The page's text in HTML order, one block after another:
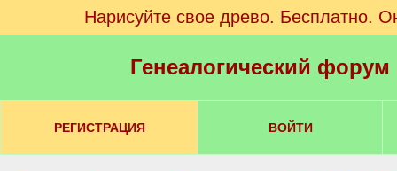
Нарисуйте свое древо. Бесплатно.
Генеалогический
РЕГИСТРАЦИЯ ВОЙТИ